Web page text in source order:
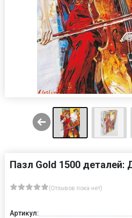
Пазл Gold 1500 деталей:
(Отзывов пока нет)
Артикул: